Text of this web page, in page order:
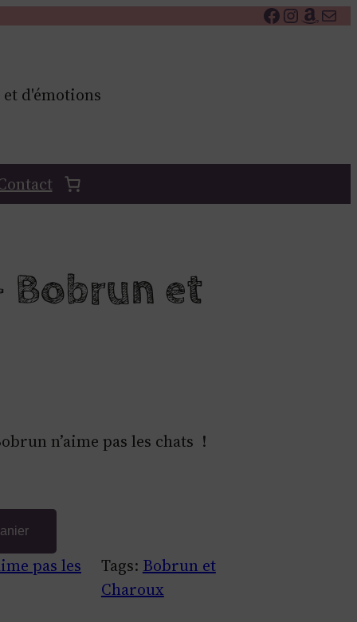
Facebook
E-mail
d'émotions
Bobrun et
n’aime pas les chats !
pas les Tags: Bobrun et
Charoux